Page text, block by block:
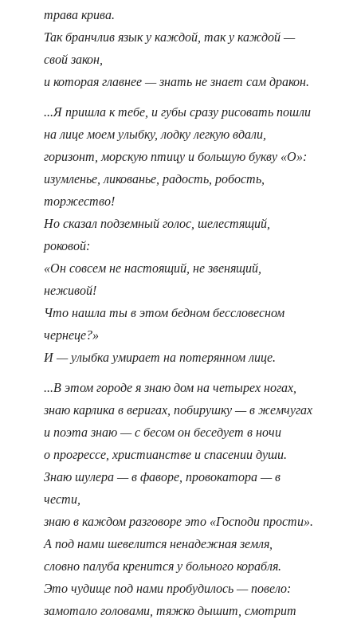
трава крива.
Так бранчлив язык у каждой, так у каждой —
свой закон,
и которая главнее — знать не знает сам дракон.
...Я пришла к тебе, и губы сразу рисовать пошли
на лице моем улыбку, лодку легкую вдали,
горизонт, морскую птицу и большую букву «О»:
изумленье, ликованье, радость, робость,
торжество!
Но сказал подземный голос, шелестящий,
роковой:
«Он совсем не настоящий, не звенящий,
неживой!
Что нашла ты в этом бедном бессловесном
чернеце?»
И — улыбка умирает на потерянном лице.
...В этом городе я знаю дом на четырех ногах,
знаю карлика в веригах, побирушку — в жемчугах
и поэта знаю — с бесом он беседует в ночи
о прогрессе, христианстве и спасении души.
Знаю шулера — в фаворе, провокатора — в
чести,
знаю в каждом разговоре это «Господи прости».
А под нами шевелится ненадежная земля,
словно палуба кренится у больного корабля.
Это чудище под нами пробудилось — повело:
замотало головами, тяжко дышит, смотрит